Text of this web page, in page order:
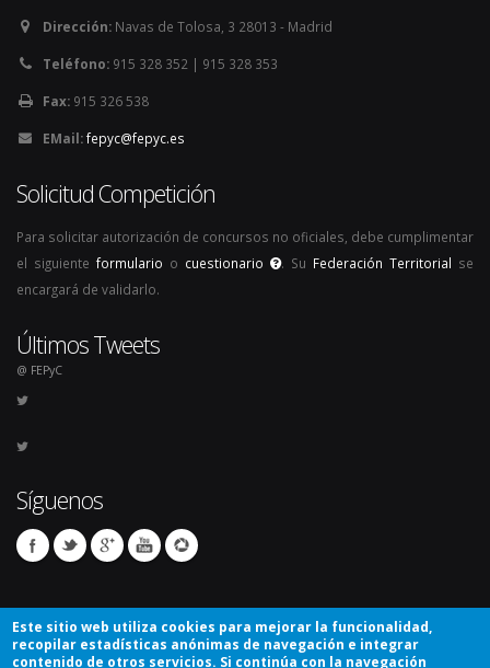
Dirección: Navas de Tolosa, 3 28013 - Madrid
Teléfono: 915 328 352 | 915 328 353
Fax: 915 326 538
EMail:fepyc@fepyc.es
Solicitud Competición
Para solicitar autorización de concursos no oficiales, debe cumplimentar
el siguiente formulario o cuestionario . Su Federación Territorial se
encargará de validarlo.
Últimos Tweets
@ FEPyC
Síguenos
Este sitio web utiliza cookies para mejorar la funcionalidad,
recopilar estadísticas anónimas de navegación e integrar
contenido de otros servicios. Si continúa con la navegación